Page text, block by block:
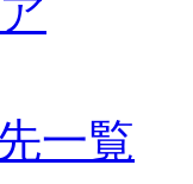
一覧